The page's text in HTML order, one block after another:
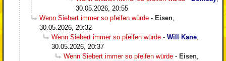
30.05.2026, 20:55
Wenn Siebert immer so pfeifen würde - Eisen
30.05.2026, 20:32
Wenn Siebert immer so pfeifen würde - Will Kane
30.05.2026, 20:37
Wenn Siebert immer so pfeifen würde - Eisen